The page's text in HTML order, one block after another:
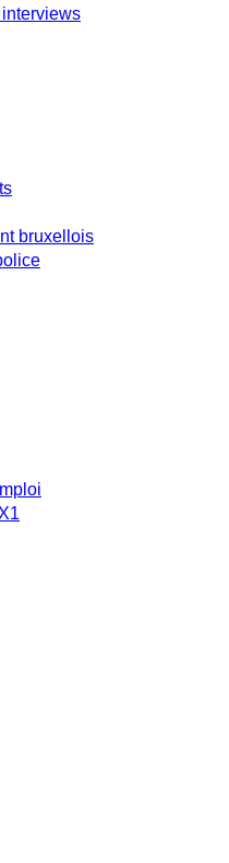
bruxellois